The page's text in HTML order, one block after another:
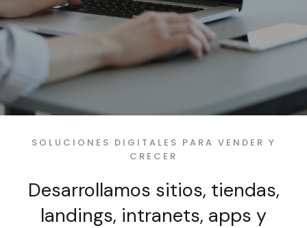
SOLUCIONES DIGITALES PARA VENDER Y
CRECER
Desarrollamos sitios, tiendas,
landings, intranets, apps y